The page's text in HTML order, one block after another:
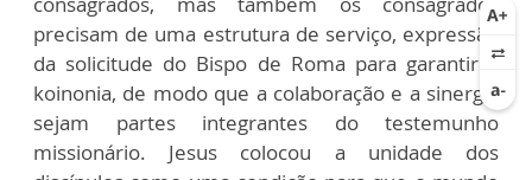
precisam de uma estrutura de serviço, expressão
da solicitude do Bispo de Roma para garantir a
koinonia, de modo que a colaboração e a sinergia
sejam partes integrantes do testemunho
missionário. Jesus colocou a unidade dos